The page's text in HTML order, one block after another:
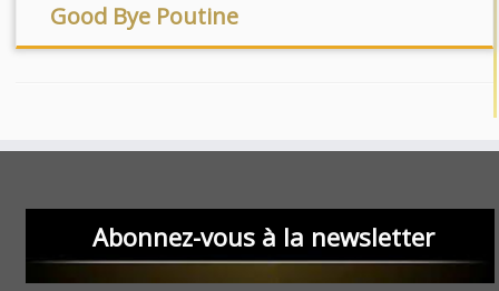
Good Bye Poutine
Abonnez-vous à la newsletter